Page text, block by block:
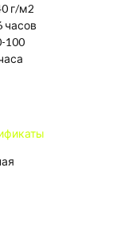
г/м2
часов
100